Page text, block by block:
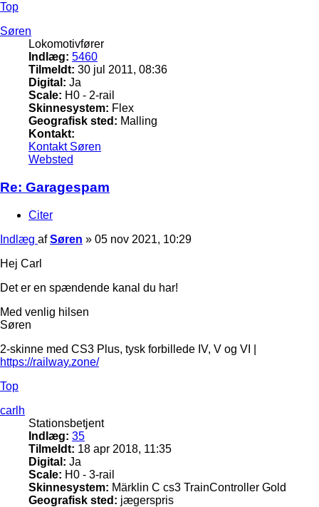
Top
Søren
Lokomotivfører
Indlæg: 5460
Tilmeldt: 30 jul 2011, 08:36
Digital: Ja
Scale: H0 - 2-rail
Skinnesystem: Flex
Geografisk sted: Malling
Kontakt:
Kontakt Søren
Websted
Re: Garagespam
Citer
Indlæg afSøren » 05 nov 2021, 10:29
Hej Carl
Det er en spændende kanal du har!
Med venlig hilsen
Søren
2-skinne med CS3 Plus, tysk forbillede IV, V og VI |
https://railway.zone/
Top
carlh
Stationsbetjent
Indlæg: 35
Tilmeldt: 18 apr 2018, 11:35
Digital: Ja
Scale: H0 - 3-rail
Skinnesystem: Märklin C cs3 TrainController Gold
Geografisk sted: jægerspris